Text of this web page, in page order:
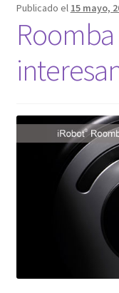
Enova Bateria para
Finalizar compra
Pedido
Publicado el 15 mayo,